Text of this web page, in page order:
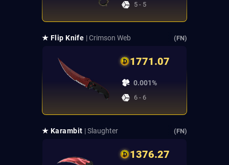
5 - 5
★ Flip Knife | Crimson Web (FN)
1771.07
0.001%
6 - 6
★ Karambit | Slaughter (FN)
1376.27